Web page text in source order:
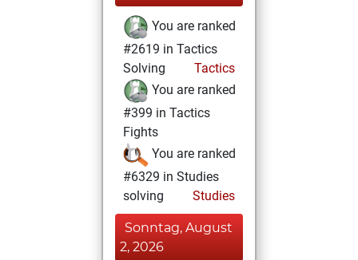
You are ranked
#2619 in Tactics
Solving
Tactics
You are ranked
#399 in Tactics
Fights
You are ranked
#6329 in Studies
solving
Studies
Sonntag, August
2, 2026